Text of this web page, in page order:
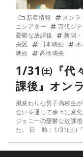
新着情報 オンラ
ニシアター
万代シテ
憂鬱な放課後
新潟
央区
日本映画
映画
高橋璃央
1/31㈯『代
課後』オン
風変わりな男子高校生
会いを通じて徐々に変
ジョニーの憂鬱な放課
た。 日 時：1/31(土)